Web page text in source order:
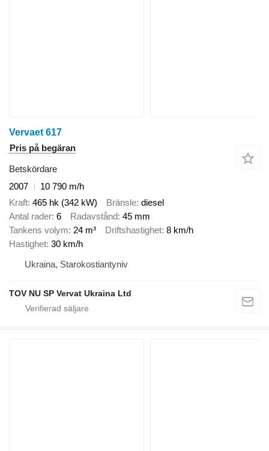
Vervaet 617
Pris på begäran
Betskördare
2007
10 790 m/h
Kraft 465 hk (342 kW) Bränsle diesel
Antal rader 6 Radavstånd 45 mm
Tankens volym 24 m³ Driftshastighet 8 km/h
Hastighet 30 km/h
Ukraina, Starokostiantyniv
TOV NU SP Vervat Ukraina Ltd